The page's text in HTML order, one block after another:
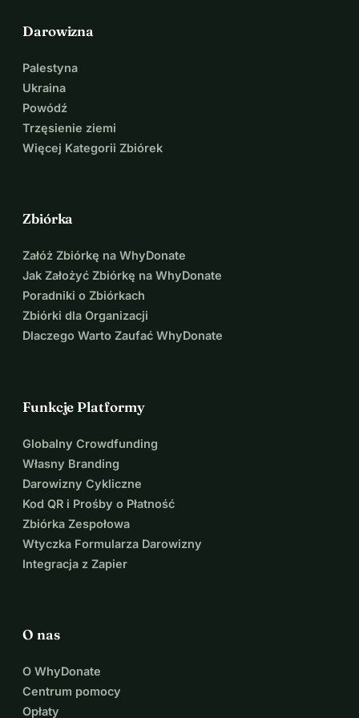
Darowizna
Palestyna
Ukraina
Powódź
Trzęsienie ziemi
Więcej Kategorii Zbiórek
Zbiórka
Załóż Zbiórkę na WhyDonate
Jak Założyć Zbiórkę na WhyDonate
Poradniki o Zbiórkach
Zbiórki dla Organizacji
Dlaczego Warto Zaufać WhyDonate
Funkcje Platformy
Globalny Crowdfunding
Własny Branding
Darowizny Cykliczne
Kod QR i Prośby o Płatność
Zbiórka Zespołowa
Wtyczka Formularza Darowizny
Integracja z Zapier
O nas
O WhyDonate
Centrum pomocy
Opłaty